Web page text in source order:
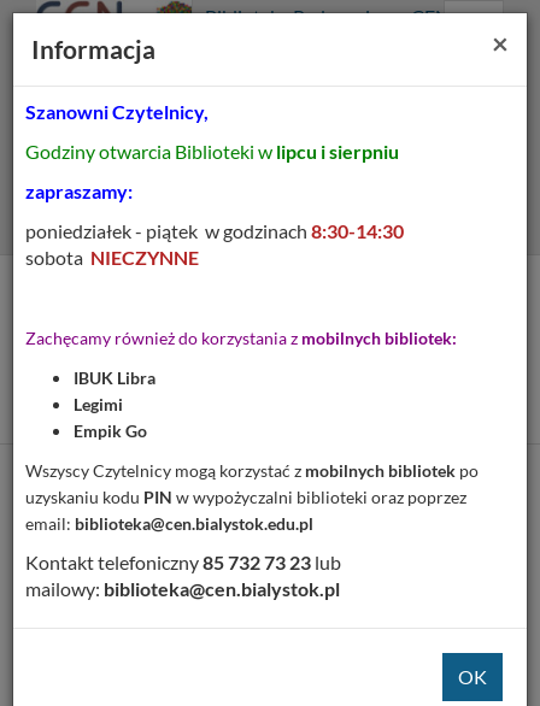
główne
główna
Prolib
główna
Biblioteka Pedagogiczna CEN
Menu
szakalem : cztery kroki
empatycznej komunikacji
Cytuj
Dodaj na Twoją półkę
Szczegóły MARC 21
Tańcowała żyrafa z szakalem : cztery kroki empatycznej
×
Informacja
Szanowni Czytelnicy,
Godziny otwarcia Biblioteki w lipcu i sierpniu
zapraszamy:
poniedziałek - piątek w godzinach 8:30-14:30
sobota NIECZYNNE
Zachęcamy również do korzystania z mobilnych bibliotek:
IBUK Libra
Legimi
Empik Go
Wszyscy Czytelnicy mogą korzystać z mobilnych bibliotek po
uzyskaniu kodu PIN w wypożyczalni biblioteki oraz poprzez
email: biblioteka@cen.bialystok.edu.pl
Kontakt telefoniczny85 732 73 23 lub
mailowy: biblioteka@cen.bialystok.pl